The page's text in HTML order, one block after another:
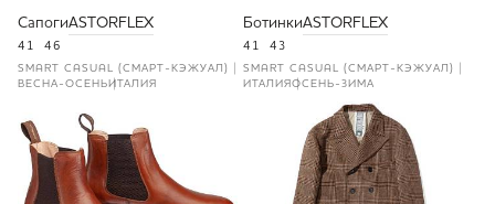
СапогиASTORFLEX
41 46
SMART CASUAL (СМАРТ-КЭЖУАЛ)
ВЕСНА-ОСЕНЬ ИТАЛИЯ
БотинкиASTORFLEX
41 43
SMART CASUAL (СМАРТ-КЭЖУАЛ)
ИТАЛИЯ ОСЕНЬ-ЗИМА